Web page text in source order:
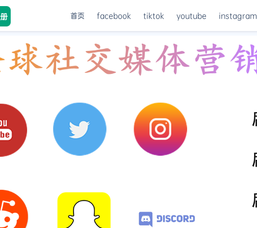
首页 facebook tiktok youtube instagram